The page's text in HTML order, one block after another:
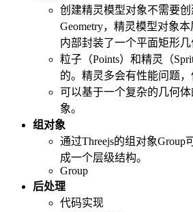
创建精灵模型对象不需要
Geometry，精灵模型对象
内部封装了一个平面矩形几
粒子（Points）和精灵（
的。精灵多会有性能问题，
可以基于一个复杂的几何体
象。
组对象
通过Threejs的组对象Group
成一个层级结构。
Group
后处理
代码实现